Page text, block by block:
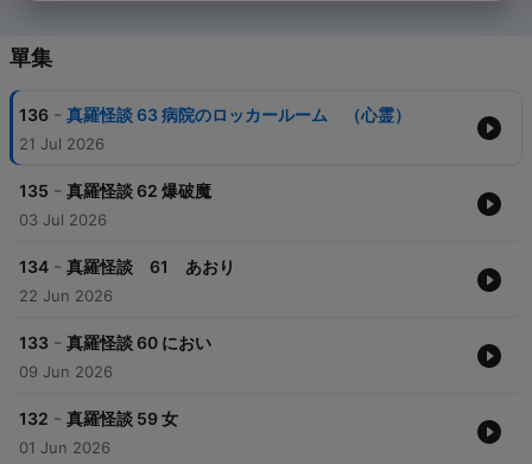
單集
136 - 真羅怪談 63 病院のロッカールーム （心霊）
21 Jul 2026
135 - 真羅怪談 62 爆破魔
03 Jul 2026
134 - 真羅怪談 61 あおり
22 Jun 2026
133 - 真羅怪談 60 におい
09 Jun 2026
132 - 真羅怪談 59 女
01 Jun 2026